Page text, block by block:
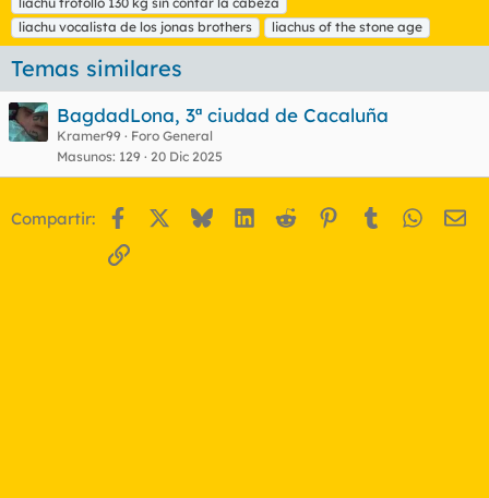
a
s
liachu vocalista de los jonas brothers
liachus of the stone age
Temas similares
BagdadLona, 3ª ciudad de Cacaluña
Kramer99
Foro General
Masunos 129 20 Dic 2025
Compartir: Facebook BlueskyLinkedIn
Reddit Pinterest
Tumblr
Enlace